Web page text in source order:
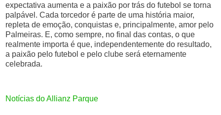
expectativa aumenta e a paixão por trás do futebol se torna
palpável. Cada torcedor é parte de uma história maior,
repleta de emoção, conquistas e, principalmente, amor pelo
Palmeiras. E, como sempre, no final das contas, o que
realmente importa é que, independentemente do resultado,
a paixão pelo futebol e pelo clube será eternamente
celebrada.
Notícias do Allianz Parque